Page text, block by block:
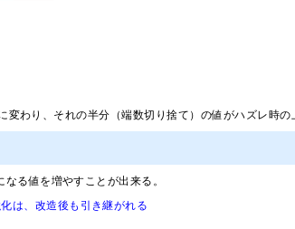
り、それの半分（端数切り捨て）の値がハズレ時の
る値を増やすことが出来る。
は、改造後も引き継がれる